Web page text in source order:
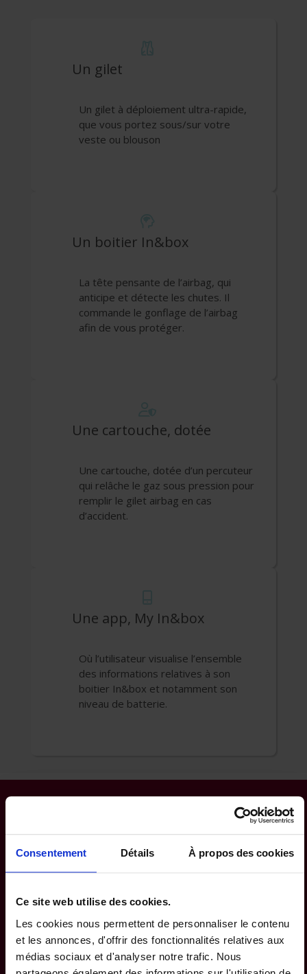
Consentement Détails À propos des cookies
Ce site web utilise des cookies.
Les cookies nous permettent de personnaliser le contenu
et les annonces, d'offrir des fonctionnalités relatives aux
médias sociaux et d'analyser notre trafic. Nous
Un gilet
Un gilet à déploiement ultra-rapide,
que vous portez sous/sur votre
veste ou blouson
Un boitier In&box
La tête pensante de l’airbag, qui
anticipe et détecte les chutes. Il
commande le gonflage de l’airbag
afin de vous protéger.
Une cartouche, dotée
Une cartouche, dotée d’un percuteur
qui relâche le gaz sous pression pour
remplir le gilet airbag en cas
d’accident.
Une app, My In&box
Où l’utilisateur visualise l’ensemble
des informations relatives à son
boitier In&box et notamment son
niveau de batterie.
Comment profiter de
l’offre In&motion avec
une réduction offerte par
Vous êtes titulaire d’une assurance moto de
P&V et roulez en 125 cc ou plus ? Vous venez
d’acheter un produit airbag équipé de la